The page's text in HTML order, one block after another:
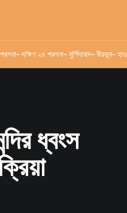
- দক্ষিণ ২৪ পরগনা- মুর্শিদাবাদ- বীরভূম-
ধ্বংস